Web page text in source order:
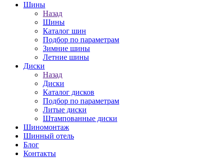
Шины
Назад
Шины
Каталог шин
Подбор по параметрам
Зимние шины
Летние шины
Диски
Назад
Диски
Каталог дисков
Подбор по параметрам
Литые диски
Штампованные диски
Шиномонтаж
Шинный отель
Блог
Контакты